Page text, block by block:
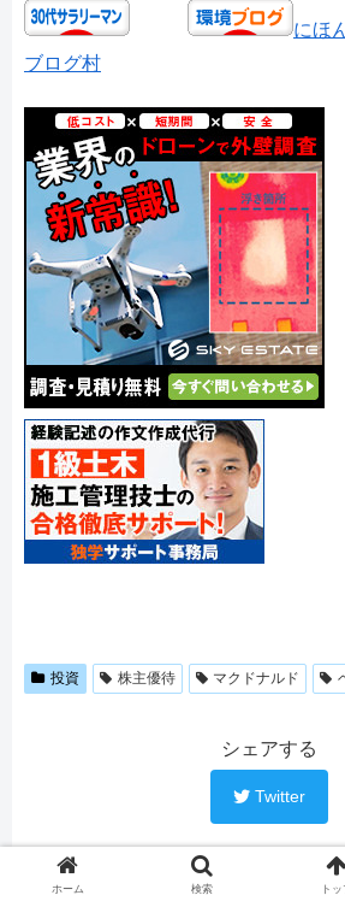
にほ
ブログ村
投資 株主優待 マクドナルド
シェアする
Twitter
部員Xをフォローす
ホーム 検索 トッ